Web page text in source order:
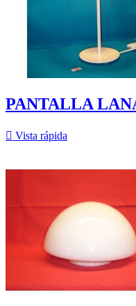
PANTALLA
 Vista rápida